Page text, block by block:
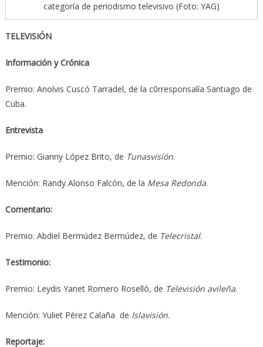
categoría de periodismo televisivo (Foto: YAG)
TELEVISIÓN
Información y Crónica
Premio: Anolvis Cuscó Tarradel, de la c0rresponsalía Santiago de
Cuba.
Entrevista
Premio: Gianny López Brito, de Tunasvisión.
Mención: Randy Alonso Falcón, de la Mesa Redonda.
Comentario:
Premio: Abdiel Bermúdez Bermúdez, de Telecristal.
Testimonio:
Premio: Leydis Yanet Romero Roselló, de Televisión avileña.
Mención: Yuliet Pérez Calaña de Islavisión.
Reportaje: